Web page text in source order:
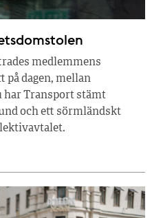
medlemmens
på dagen, mellan
har Transport stämt
och ett sörmländskt